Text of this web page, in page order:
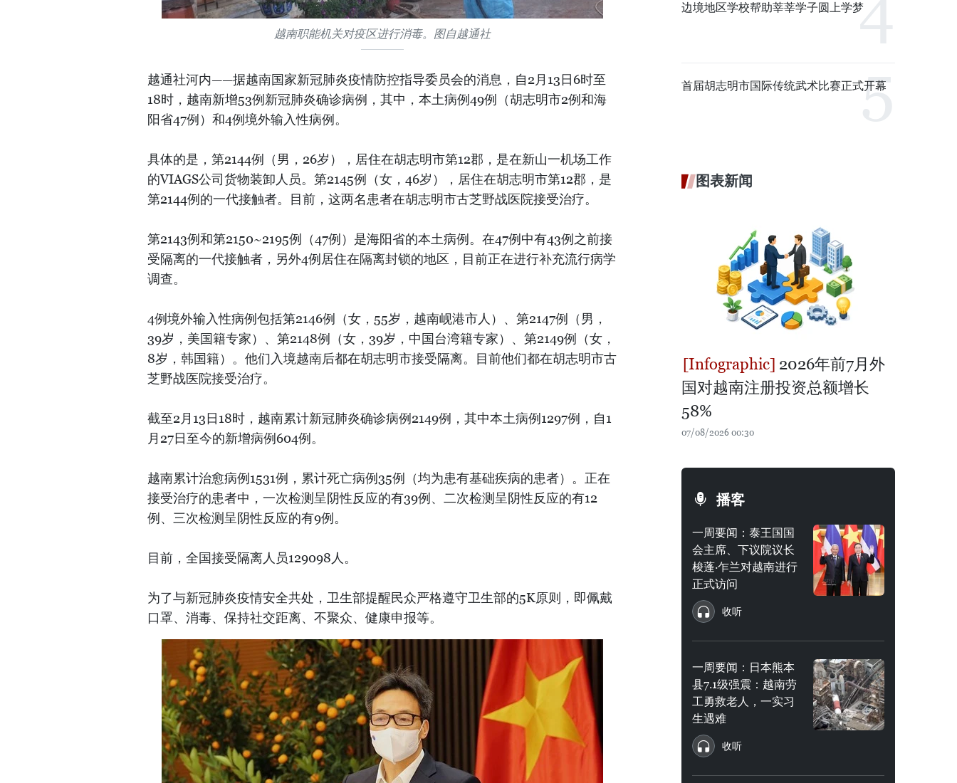
越南职能机关对疫区进行消毒。图自越通社
越通社河内——据越南国家新冠肺炎疫情防控指导委员会的消息，自2月13日6时至
18时，越南新增53例新冠肺炎确诊病例，其中，本土病例49例（胡志明市2例和海
阳省47例）和4例境外输入性病例。
具体的是，第2144例（男，26岁），居住在胡志明市第12郡，是在新山一机场工作
的VIAGS公司货物装卸人员。第2145例（女，46岁），居住在胡志明市第12郡，是
第2144例的一代接触者。目前，这两名患者在胡志明市古芝野战医院接受治疗。
第2143例和第2150~2195例（47例）是海阳省的本土病例。在47例中有43例之前接
受隔离的一代接触者，另外4例居住在隔离封锁的地区，目前正在进行补充流行病学
调查。
4例境外输入性病例包括第2146例（女，55岁，越南岘港市人）、第2147例（男，
39岁，美国籍专家）、第2148例（女，39岁，中国台湾籍专家）、第2149例（女，
8岁，韩国籍）。他们入境越南后都在胡志明市接受隔离。目前他们都在胡志明市古
芝野战医院接受治疗。
截至2月13日18时，越南累计新冠肺炎确诊病例2149例，其中本土病例1297例，自1
月27日至今的新增病例604例。
越南累计治愈病例1531例，累计死亡病例35例（均为患有基础疾病的患者）。正在
接受治疗的患者中，一次检测呈阴性反应的有39例、二次检测呈阴性反应的有12
例、三次检测呈阴性反应的有9例。
目前，全国接受隔离人员129098人。
为了与新冠肺炎疫情安全共处，卫生部提醒民众严格遵守卫生部的5K原则，即佩戴
口罩、消毒、保持社交距离、不聚众、健康申报等。
边境地区学校帮助莘莘学子圆上学梦
首届胡志明市国际传统武术比赛正式开幕
图表新闻
2026年前7月外
国对越南注册投资总额增长
58%
07/08/2026 00:30
播客
一周要闻：泰王国国
会主席、下议院议长
梭蓬·乍兰对越南进行
正式访问
收听
一周要闻：日本熊本
县7.1级强震：越南劳
工勇救老人，一实习
生遇难
收听